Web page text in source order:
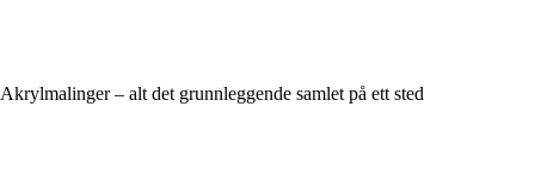
Akrylmalinger – alt det grunnleggende samlet på ett sted